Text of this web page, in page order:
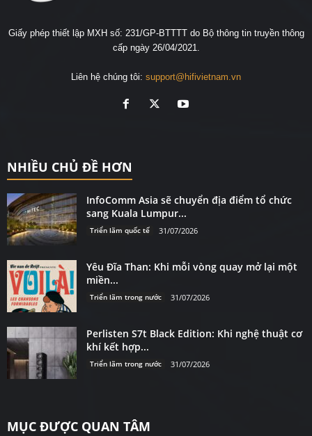
Giấy phép thiết lập MXH số: 231/GP-BTTTT do Bộ thông tin truyền thông
cấp ngày 26/04/2021.
Liên hệ chúng tôi: support@hifivietnam.vn
NHIỀU CHỦ ĐỀ HƠN
InfoComm Asia sẽ chuyển địa điểm tổ chức
sang Kuala Lumpur...
Triển lãm quốc tế 31/07/2026
Yêu Đĩa Than: Khi mỗi vòng quay mở lại một
miền...
Triển lãm trong nước 31/07/2026
Perlisten S7t Black Edition: Khi nghệ thuật cơ
khí kết hợp...
Triển lãm trong nước 31/07/2026
MỤC ĐƯỢC QUAN TÂM